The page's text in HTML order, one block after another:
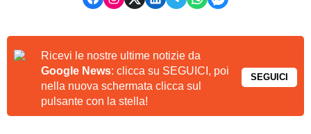
Ricevi le nostre ultime notizie da
Google News: clicca su SEGUICI, poi
nella nuova schermata clicca sul
pulsante con la stella!
SEGUICI